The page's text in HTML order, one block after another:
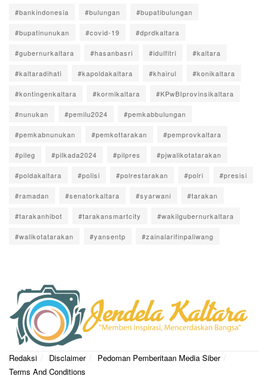
#bankindonesia #bulungan #bupatibulungan
#bupatinunukan #covid-19 #dprdkaltara
#gubernurkaltara #hasanbasri #idulfitri #kaltara
#kaltaradihati #kapoldakaltara #khairul #konikaltara
#kontingenkaltara #kormikaltara #KPwBIprovinsikaltara
#nunukan #pemilu2024 #pemkabbulungan
#pemkabnunukan #pemkottarakan #pemprovkaltara
#pileg #pilkada2024 #pilpres #pjwalikotatarakan
#poldakaltara #polisi #polrestarakan #polri #presisi
#ramadan #senatorkaltara #syarwani #tarakan
#tarakanhibot #tarakansmartcity #wakilgubernurkaltara
#walikotatarakan #yansentp #zainalarifinpaliwang
Redaksi Disclaimer
Pedoman Pemberitaan Media Siber
Terms And Conditions